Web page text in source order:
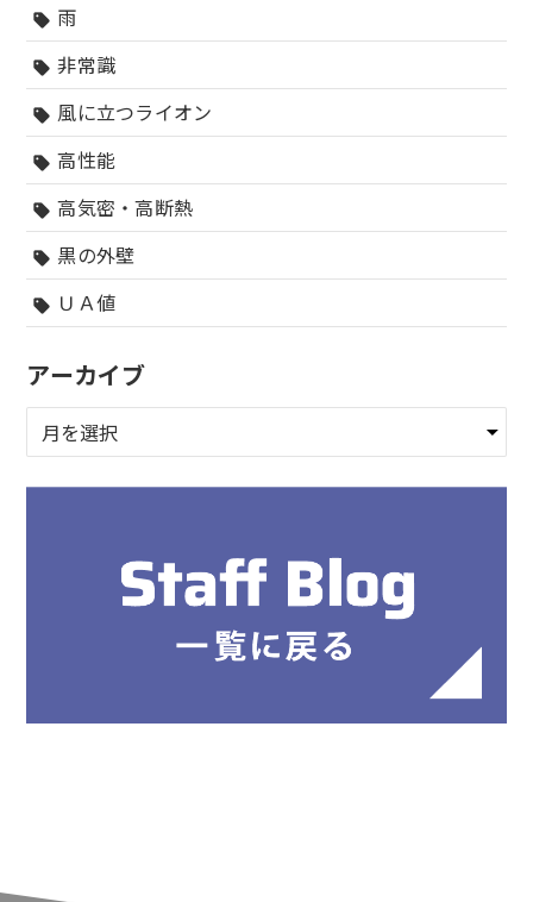
sell 雨
sell 非常識
sell 風に立つライオン
sell 高性能
sell 高気密・高断熱
sell 黒の外壁
sell ＵＡ値
アーカイブ